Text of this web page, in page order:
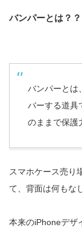
バンパーとは？？
バンパーとは
バーする道具
のままで保護
スマホケース売り
て、背面は何もな
本来のiPhoneデザ